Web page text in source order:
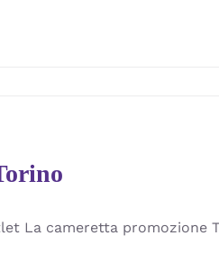
La cameretta promozione